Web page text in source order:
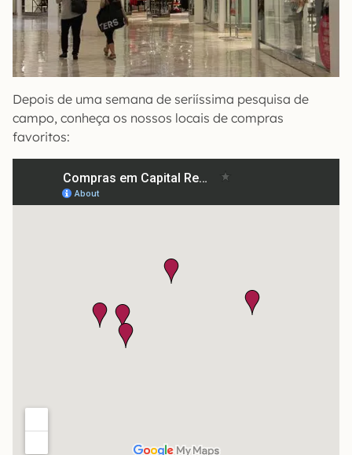
Depois de uma semana de seriíssima pesquisa de
campo, conheça os nossos locais de compras
favoritos: